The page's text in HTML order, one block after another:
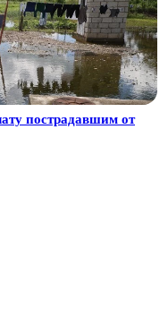
пострадавшим от